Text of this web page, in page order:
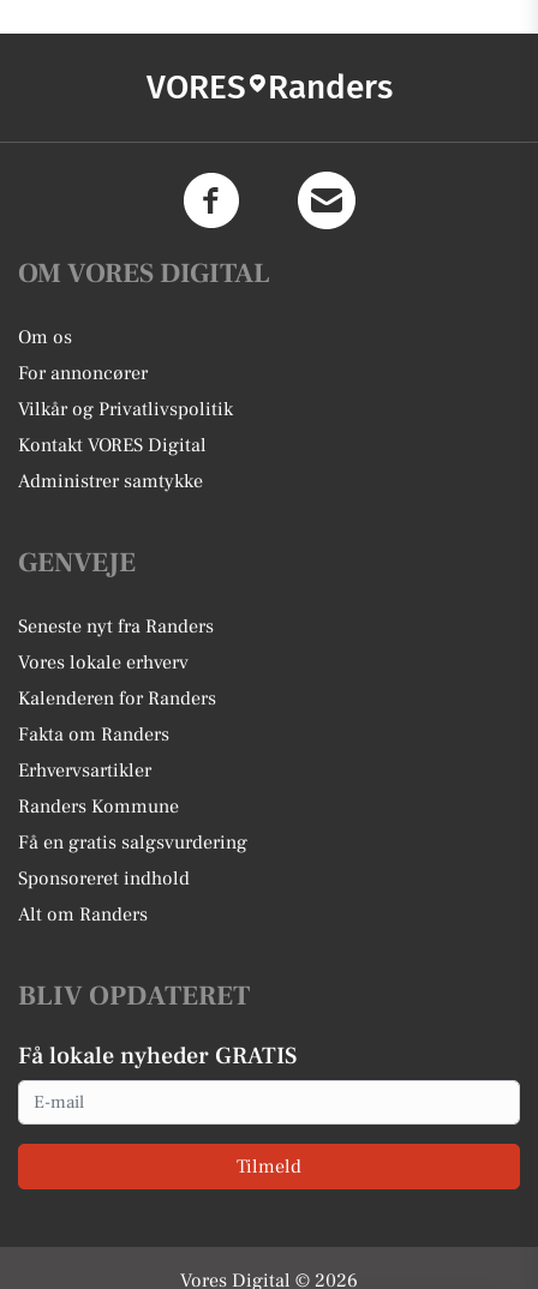
VORES Randers
OM VORES DIGITAL
Om os
For annoncører
Vilkår og Privatlivspolitik
Kontakt VORES Digital
Administrer samtykke
GENVEJE
Seneste nyt fra Randers
Vores lokale erhverv
Kalenderen for Randers
Fakta om Randers
Erhvervsartikler
Randers Kommune
Få en gratis salgsvurdering
Sponsoreret indhold
Alt om Randers
BLIV OPDATERET
Få lokale nyheder GRATIS
Email
Tilmeld
Vores Digital © 2026